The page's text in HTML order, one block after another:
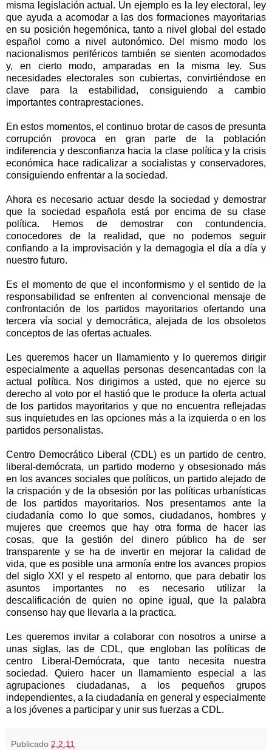
misma legislación actual. Un ejemplo es la ley electoral, ley
que ayuda a acomodar a las dos formaciones mayoritarias
en su posición hegemónica, tanto a nivel global del estado
español como a nivel autonómico. Del mismo modo los
nacionalismos periféricos también se sienten acomodados
y, en cierto modo, amparadas en la misma ley. Sus
necesidades electorales son cubiertas, convirtiéndose en
clave para la estabilidad, consiguiendo a cambio
importantes contraprestaciones.
En estos momentos, el continuo brotar de casos de presunta
corrupción provoca en gran parte de la población
indiferencia y desconfianza hacia la clase política y la crisis
económica hace radicalizar a socialistas y conservadores,
consiguiendo enfrentar a la sociedad.
Ahora es necesario actuar desde la sociedad y demostrar
que la sociedad española está por encima de su clase
política. Hemos de demostrar con contundencia,
conocedores de la realidad, que no podemos seguir
confiando a la improvisación y la demagogia el día a día y
nuestro futuro.
Es el momento de que el inconformismo y el sentido de la
responsabilidad se enfrenten al convencional mensaje de
confrontación de los partidos mayoritarios ofertando una
tercera vía social y democrática, alejada de los obsoletos
conceptos de las ofertas actuales.
Les queremos hacer un llamamiento y lo queremos dirigir
especialmente a aquellas personas desencantadas con la
actual política. Nos dirigimos a usted, que no ejerce su
derecho al voto por el hastió que le produce la oferta actual
de los partidos mayoritarios y que no encuentra reflejadas
sus inquietudes en las opciones más a la izquierda o en los
partidos personalistas.
Centro Democrático Liberal (CDL) es un partido de centro,
liberal-demócrata, un partido moderno y obsesionado más
en los avances sociales que políticos, un partido alejado de
la crispación y de la obsesión por las políticas urbanísticas
de los partidos mayoritarios. Nos presentamos ante la
ciudadanía como lo que somos, ciudadanos, hombres y
mujeres que creemos que hay otra forma de hacer las
cosas, que la gestión del dinero público ha de ser
transparente y se ha de invertir en mejorar la calidad de
vida, que es posible una armonía entre los avances propios
del siglo XXI y el respeto al entorno, que para debatir los
asuntos importantes no es necesario utilizar la
descalificación de quien no opine igual, que la palabra
consenso hay que llevarla a la practica.
Les queremos invitar a colaborar con nosotros a unirse a
unas siglas, las de CDL, que engloban las políticas de
centro Liberal-Demócrata, que tanto necesita nuestra
sociedad. Quiero hacer un llamamiento especial a las
agrupaciones ciudadanas, a los pequeños grupos
independientes, a la ciudadanía en general y especialmente
a los jóvenes a participar y unir sus fuerzas a CDL.
Publicado 2.2.11